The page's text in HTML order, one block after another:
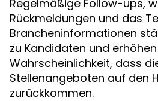
Regelmäßige Follow-ups,
Rückmeldungen und das
Brancheninformationen
zu Kandidaten und
Wahrscheinlichkeit, dass
Stellenangeboten auf den
zurückkommen.